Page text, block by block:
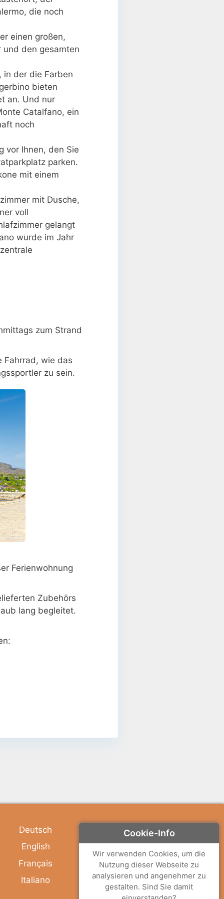
die noch
einen großen,
und den gesamten
in der die Farben
bieten
an. Und nur
Catalfano, ein
noch
vor Ihnen, den Sie
parken.
mit einem
mit Dusche,
voll
gelangt
wurde im Jahr
zum Strand
Fahrrad, wie das
zu sein.
Ferienwohnung
Zubehörs
lang begleitet.
Deutsch
English
Français
Italiano
Cookie-Info
Wir verwenden Cookies, um die
Nutzung dieser Webseite zu
analysieren und angenehmer zu
gestalten. Sind Sie damit